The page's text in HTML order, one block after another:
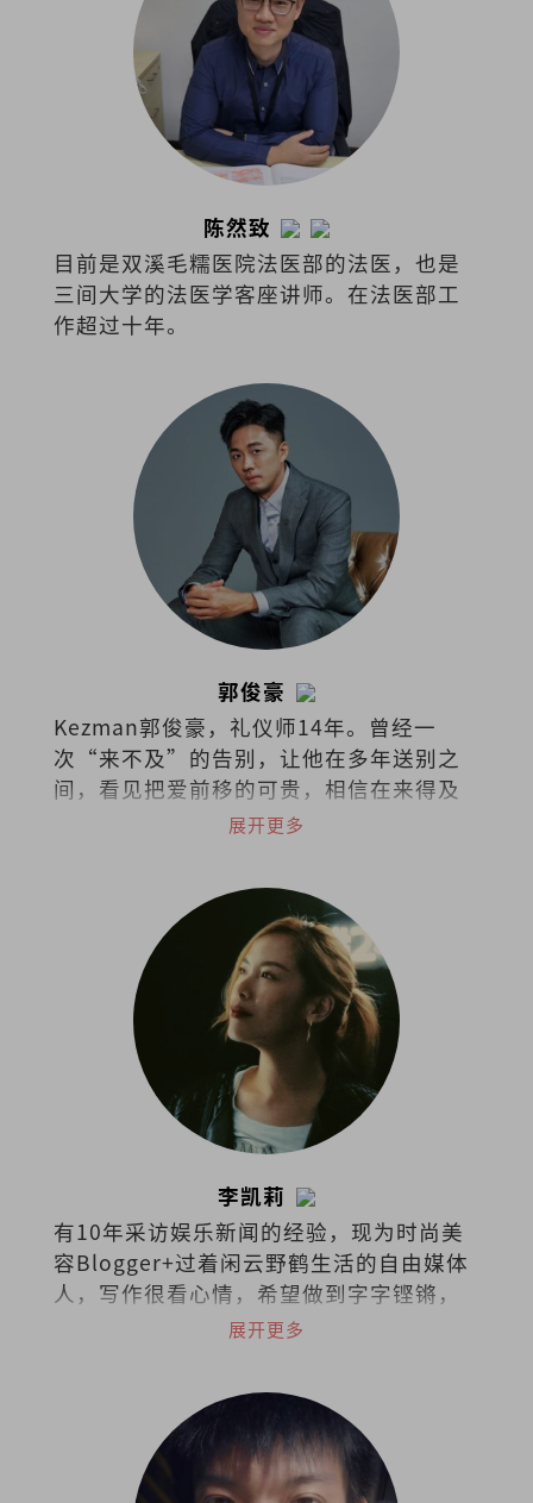
陈然致
目前是双溪毛糯医院法医部的法医，也是
三间大学的法医学客座讲师。在法医部工
作超过十年。
郭俊豪
Kezman郭俊豪，礼仪师14年。曾经一
次“来不及”的告别，让他在多年送别之
间，看见把爱前移的可贵，相信在来得及
以前，多做一点，能让遗憾少一些，也让
展开更多
李凯莉
有10年采访娱乐新闻的经验，现为时尚美
容Blogger+过着闲云野鹤生活的自由媒体
人，写作很看心情，希望做到字字铿锵，
展开更多